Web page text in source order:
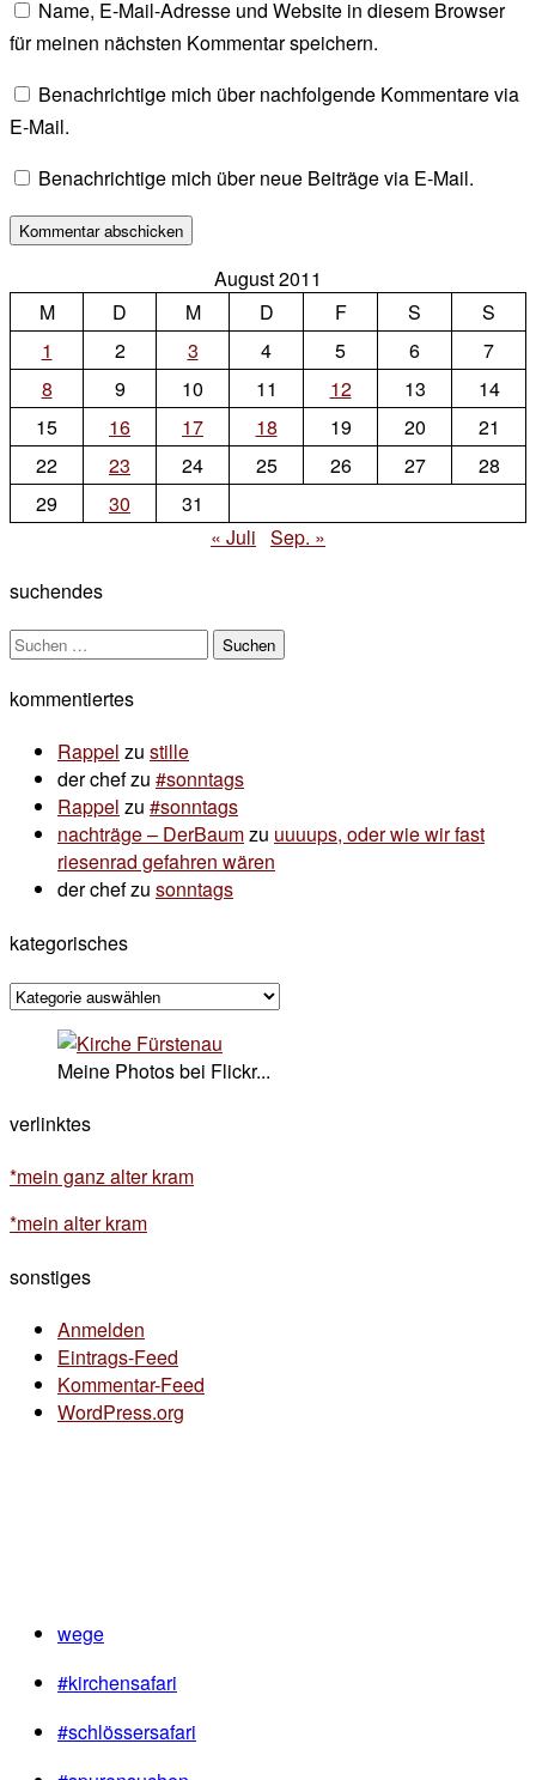
Name, E-Mail-Adresse und Website in diesem Browser
für meinen nächsten Kommentar speichern.
Benachrichtige mich über nachfolgende Kommentare via
E-Mail.
Benachrichtige mich über neue Beiträge via E-Mail.
August 2011
M
D M D F S
S
1
2 3 4 5 6
7
8
9 10 11 12 13
14
15
16 17 18 19 20
21
22
23 24 25 26 27
28
29
30
31
« Juli Sep. »
suchendes
Suchen
kommentiertes
Rappel zu stille
der chefzu #sonntags
Rappel zu #sonntags
nachträge – DerBaumzu uuuups, oder wie wir fast
riesenrad gefahren wären
der chefzu sonntags
kategorisches
kategorisches
Meine Photos bei Flickr...
verlinktes
*mein ganz alter kram
*mein alter kram
sonstiges
Anmelden
Eintrags-Feed
Kommentar-Feed
WordPress.org
wege
#kirchensafari
#schlössersafari